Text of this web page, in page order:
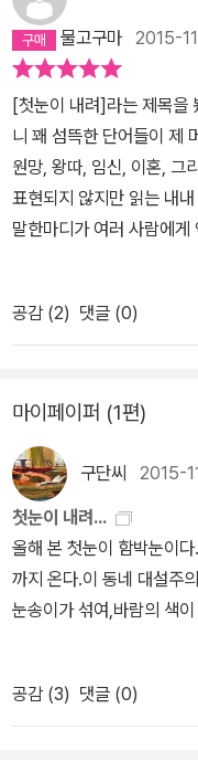
이 혜서에게 기울어 있음을 느끼
심히 쏟아 버린 말들이 얼
깨닫게 하는 이야기 UCC
안으로 세 소녀는 베이비
한다. 그러던 어느 날, 지원
비박스 앞을 서성이던 한
가? 혜서는 소문이란 게
원이에게 아무한테도 말하
에 임신한 여학생이 있다
느새 학교에 심상치 않은
만 자신의 의도와는 다르
너무 멀게만 느껴진다. 소문의 주인공 속에 있던 진아라는 아이가 결
국 학교를 자퇴한다는 이
와 혜서까지 지원이에게
해야 할지 모르겠다. 언제
겪는 동굴 같은 나날들에
는데……. 밉기만 했던 지원이를 서서히 이해하게 된 소영이와 혜서는
다. 다시 지원이의 단짝
정해 주고, 누구나 크고 작
혜서는 지원이에게 진심으로 미안해한다. ‘
물고구마 2015-
[첫눈이 내려]라는 제목을
니 꽤 섬뜩한 단어들이 제
원망, 왕따, 임신, 이혼, 그
표현되지 않지만 읽는 내
말한마디가 여러 사람에게
과 4남매인 소영이는 베
으로 지원이는 혜서와 친
음을 열지 못하는데요. 심
던 도중 같은 학교 교복을
동영상이 찍혀 당황스러
큰 파장을 일으킵니다. 당
려 자신에게 비난의 화살
거짓말을 합니다. 결국 베
론되고 그 아이가 임신을
의 어머니가 지원을 추궁
고 있으며 전학교에서 집
을 했지만 여기서도 적응
하여 영국으로 강제로 떠
공감 (2) 댓글 (0)
마이페이퍼 (1편)
구단씨 2015-
첫눈이 내려...
올해 본 첫눈이 함박눈이
까지 온다.이 동네 대설주
눈송이가 섞여,바람의 색
공감 (3) 댓글 (0)